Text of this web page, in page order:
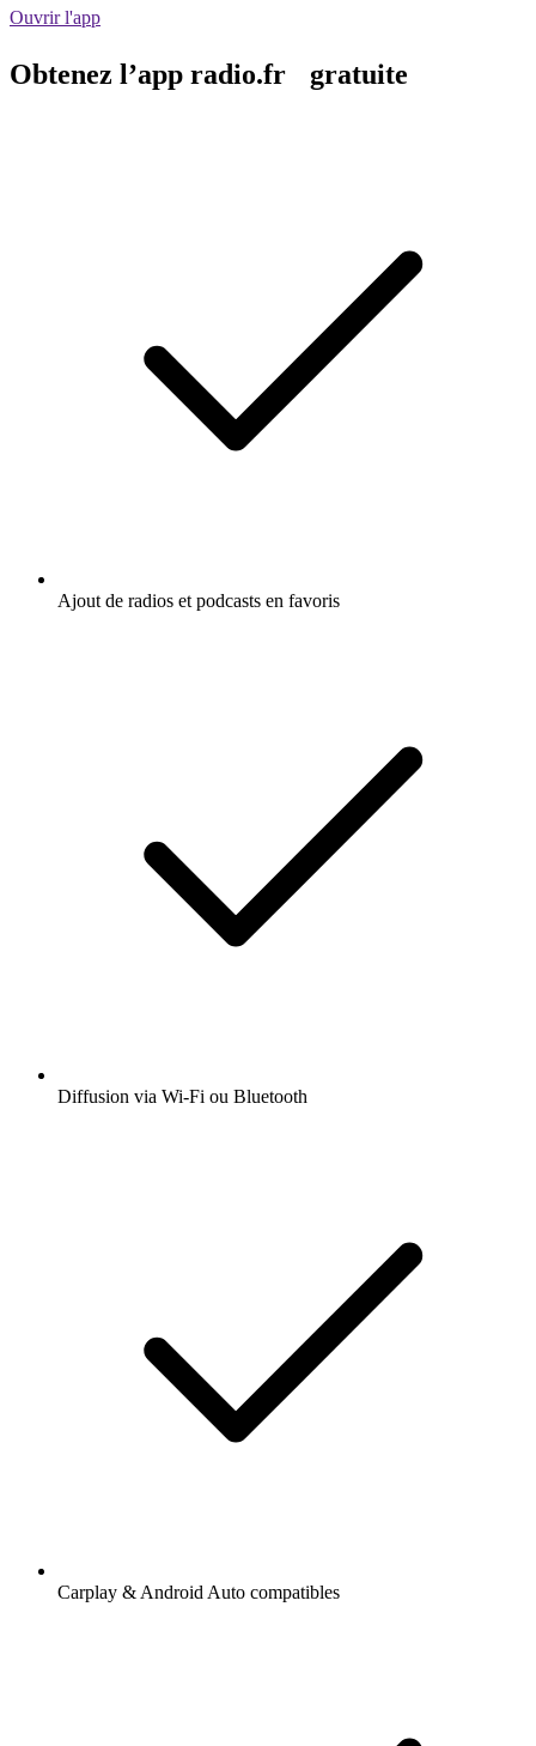
Ouvrir l'app
Obtenez l’app radio.fr gratuite
Ajout de radios et podcasts en favoris
Diffusion via Wi-Fi ou Bluetooth
Carplay & Android Auto compatibles